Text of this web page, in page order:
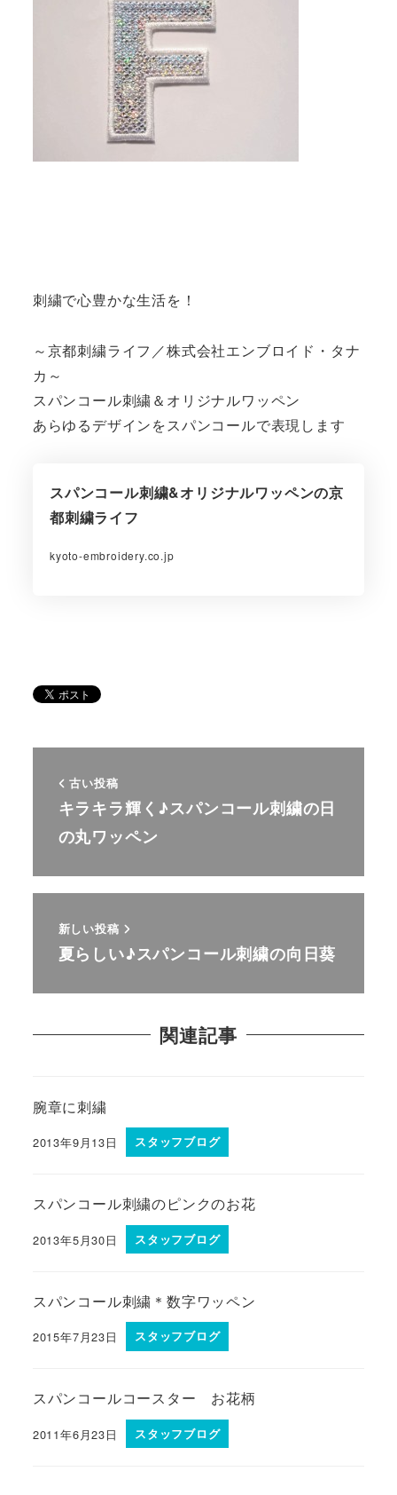
刺繍で心豊かな生活を！
～京都刺繍ライフ／株式会社エンブロイド・タナ
カ～
スパンコール刺繍＆オリジナルワッペン
あらゆるデザインをスパンコールで表現します
スパンコール刺繍&オリジナルワッペンの京
都刺繍ライフ
kyoto-embroidery.co.jp
古い投稿
キラキラ輝く♪スパンコール刺繍の日
の丸ワッペン
新しい投稿
夏らしい♪スパンコール刺繍の向日葵
関連記事
腕章に刺繍
2013年9月13日 スタッフブログ
スパンコール刺繍のピンクのお花
2013年5月30日 スタッフブログ
スパンコール刺繍＊数字ワッペン
2015年7月23日 スタッフブログ
スパンコールコースター お花柄
2011年6月23日 スタッフブログ